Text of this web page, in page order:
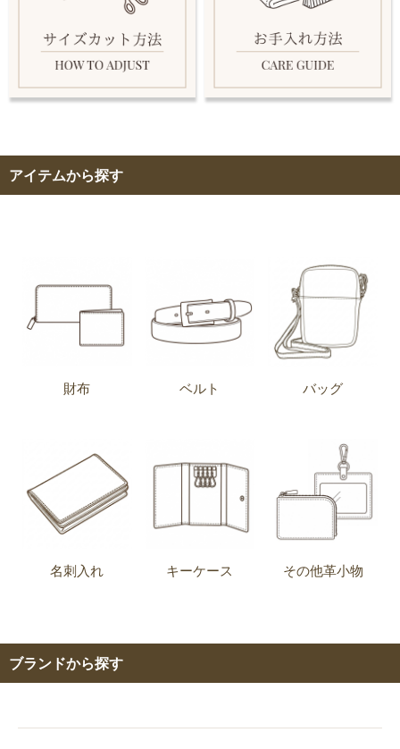
アイテムから探す
財布 ベルト バッグ
名刺入れ キーケース その他革小物
ブランドから探す